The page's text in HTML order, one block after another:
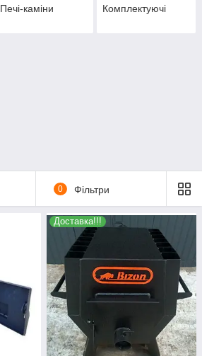
Печі-каміни Комплектуючі
0 Фільтри
Доставка!!!